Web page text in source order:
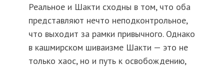
Реальное и Шакти сходны в том, что оба
представляют нечто неподконтрольное,
что выходит за рамки привычного. Однако
в кашмирском шиваизме Шакти — это не
только хаос, но и путь к освобождению,